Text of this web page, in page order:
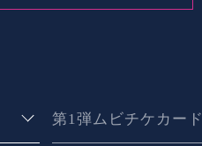
第1弾ムビチケカード